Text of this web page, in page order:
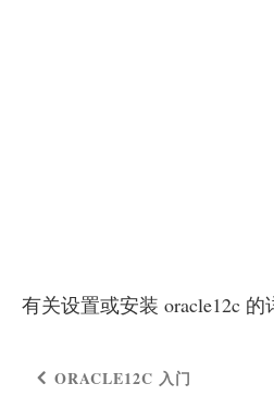
有关设置或安装 oracle12c 的
ORACLE12C 入门